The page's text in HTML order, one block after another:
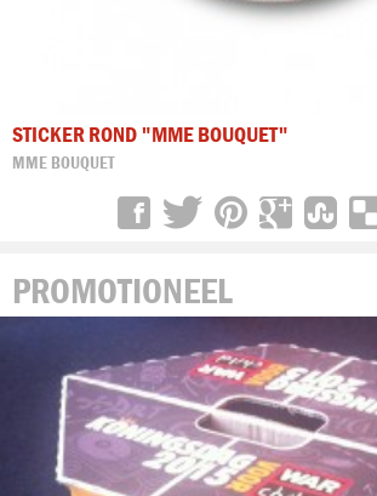
STICKER ROND "MME BOUQUET"
MME BOUQUET
PROMOTIONEEL